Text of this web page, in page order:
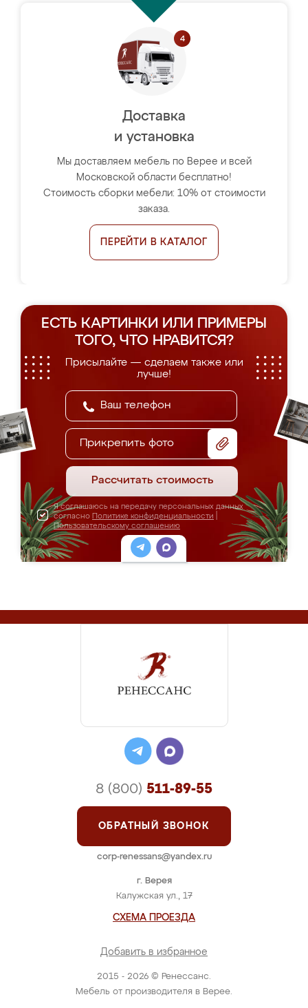
Доставка
и установка
Мы доставляем мебель по Верее и всей
Московской области бесплатно!
Стоимость сборки мебели: 10% от стоимости
заказа.
ПЕРЕЙТИ В КАТАЛОГ
ЕСТЬ КАРТИНКИ ИЛИ ПРИМЕРЫ
ТОГО, ЧТО НРАВИТСЯ?
Присылайте — сделаем также или
лучше!
Прикрепить фото
Рассчитать стоимость
Я соглашаюсь на передачу персональных данных
согласно Политике конфиденциальности
Пользовательскому соглашению
2015 - 2026 © Ренессанс.
Мебель от производителя в Верее.
г. Верея
Калужская ул., 17
СХЕМА ПРОЕЗДА
Добавить в избранное
8 (800) 511-89-55
ОБРАТНЫЙ ЗВОНОК
corp-renessans@yandex.ru